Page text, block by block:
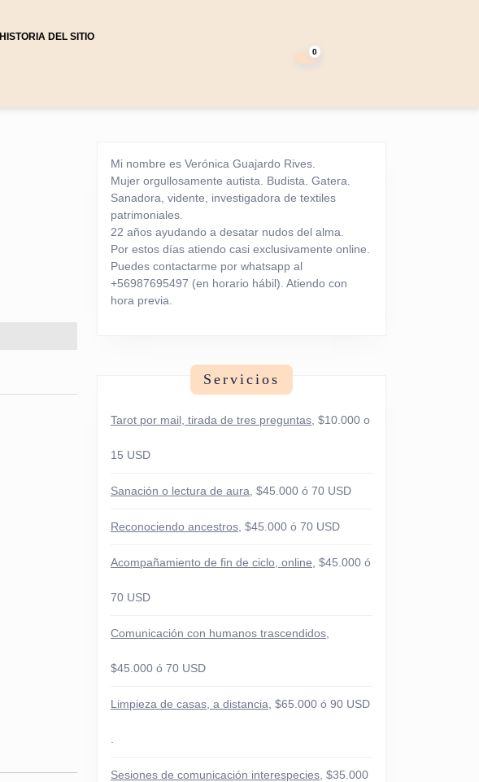
HISTORIA DEL SITIO
de
0
Mi nombre es Verónica Guajardo Rives.
Mujer orgullosamente autista. Budista. Gatera.
Sanadora, vidente, investigadora de textiles
patrimoniales.
22 años ayudando a desatar nudos del alma.
Por estos días atiendo casi exclusivamente online.
Puedes contactarme por whatsapp al
+56987695497 (en horario hábil). Atiendo con
hora previa.
Servicios
Tarot por mail, tirada de tres preguntas , $10.000 o
15 USD
Sanación o lectura de aura , $45.000 ó 70 USD
Reconociendo ancestros , $45.000 ó 70 USD
Acompañamiento de fin de ciclo, online , $45.000 ó
70 USD
Comunicación con humanos trascendidos
$45.000 ó 70 USD
Limpieza de casas, a distancia , $65.000 ó 90 USD
Sesiones de comunicación interespecies , $35.000